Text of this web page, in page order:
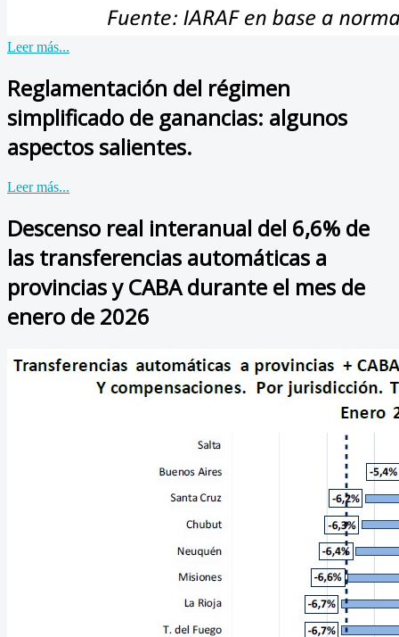
Leer más...
Reglamentación del régimen
simplificado de ganancias: algunos
aspectos salientes.
Leer más...
Descenso real interanual del 6,6% de
las transferencias automáticas a
provincias y CABA durante el mes de
enero de 2026